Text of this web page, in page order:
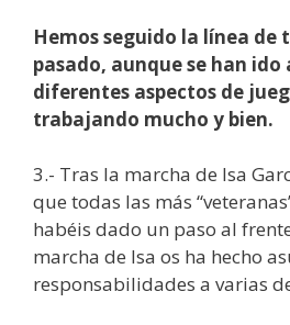
Hemos seguido la línea de
pasado, aunque se han
diferentes aspectos de
trabajando mucho y bien.
3.- Tras la marcha de Isa
que todas las más
habéis dado un paso al
marcha de Isa os ha hecho
responsabilidades a varias